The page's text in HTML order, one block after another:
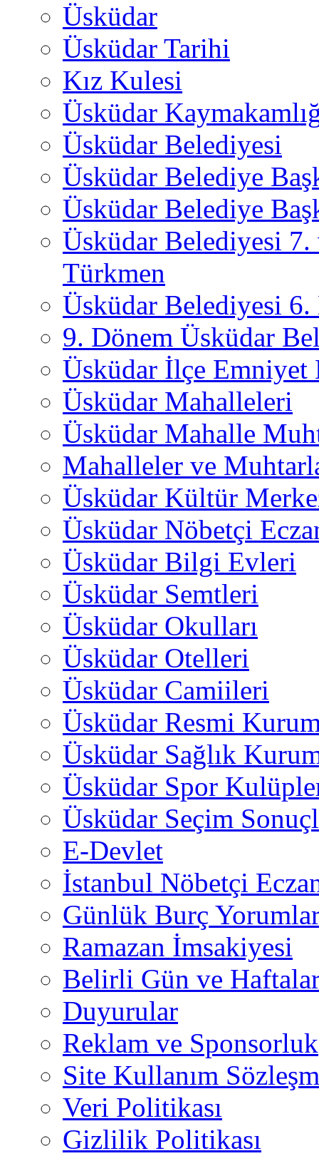
Üsküdar
Üsküdar Tarihi
Kız Kulesi
Üsküdar
Üsküdar Belediyesi
Üsküdar Belediye
Üsküdar Belediye
Üsküdar Belediyesi
Türkmen
Üsküdar Belediyesi 6.
9. Dönem Üsküdar
Üsküdar İlçe
Üsküdar Mahalleleri
Üsküdar Mahalle
Mahalleler ve
Üsküdar Kültür
Üsküdar Nöbetçi
Üsküdar Bilgi Evleri
Üsküdar Semtleri
Üsküdar Okulları
Üsküdar Otelleri
Üsküdar Camiileri
Üsküdar Resmi
Üsküdar Sağlık
Üsküdar Spor
Üsküdar Seçim
E-Devlet
İstanbul Nöbetçi
Günlük Burç
Ramazan İmsakiyesi
Belirli Gün ve
Duyurular
Reklam ve Sponsorluk
Site Kullanım
Veri Politikası
Gizlilik Politikası